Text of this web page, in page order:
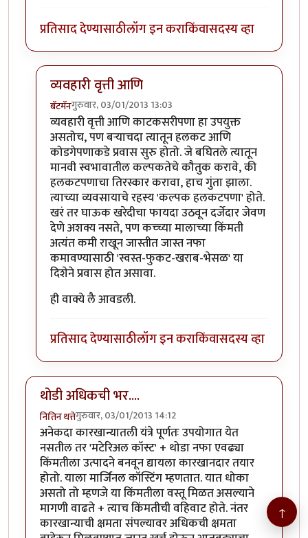
प्रतिसाद देण्यासाठीलॉग इन कराकिंवासदस्य व्हा
व्यवहारी वृत्ती आणि
बॅटमॅनगुरुवार, 03/01/2013 13:03
In reply toमानवी स्वभाव...byयोगप्रभू
व्यवहारी वृत्ती आणि काटकसरीपणा हा उपयुक्त
असतोच, पण बर्‍याचदा त्यातून हलकट आणि
कोडगेपणाकडे प्रवास सुरु होतो. जे बघितले त्यातून
मानवी स्वभावातील कल्पकतेचे कौतुक करावे, की
हलकटपणाचा तिरस्कार करावा, हाच गुंता झाला.
त्याच्या व्यवसायाचे रहस्य 'कल्पक हलकटपणा' होते.
खरं तर घाऊक खरेदीचा फायदा उठवून दर्जेदार जेवण
देणे अशक्य नसते, पण कच्च्या मालाच्या किंमती
अत्यंत कमी राखून जास्तीत जास्त नफा
कमावण्यासाठी 'स्वस्त-फुकट-खराब-भेसळ' या
दिशेने प्रवास होत असावा.
ही वाक्ये लै आवडली.
प्रतिसाद देण्यासाठीलॉग इन कराकिंवासदस्य व्हा
थोडी अधिकची भर....
नितिन थत्तेगुरुवार, 03/01/2013 14:12
अनेकदा कारखान्यातली यंत्रे पूर्णतः उपयोगात येत
नसतील तर 'मटेरिअल कॉस्ट' + थोडा नफा एवढ्या
किंमतीला उत्पादने बनवून द्यायला कारखानदार तयार
होतो. याला मार्जिनल कॉस्टिंग म्हणतात. यात धोका
असतो तो म्हणजे या किंमतीला वस्तू मिळत असल्याने
मागणी वाढते + त्याच किंमतीची वहिवाट होते. नंतर
कारखान्याची क्षमता संपल्यावर अधिकची क्षमता
↑